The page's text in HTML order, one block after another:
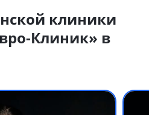
клиники
Клиник» в